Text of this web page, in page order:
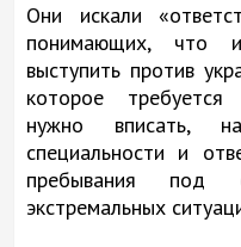
Они искали
понимающих, что
выступить против
которое требуется
нужно вписать,
специальности и
пребывания
экстремальных